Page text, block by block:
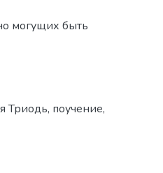
могущих быть
Триодь, поучение,